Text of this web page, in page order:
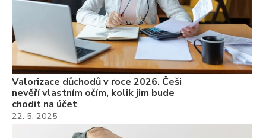
Valorizace důchodů v roce 2026. Češi
nevěří vlastním očím, kolik jim bude
chodit na účet
22. 5. 2025